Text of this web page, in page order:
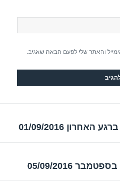
והאתר שלי לפעם הבאה שאגיב.
01/09/2016
05/09/2016